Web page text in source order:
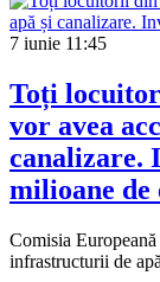
7 iunie 11:45
Toți
vor avea
canalizare.
milioane de
Comisia
infrastructurii de